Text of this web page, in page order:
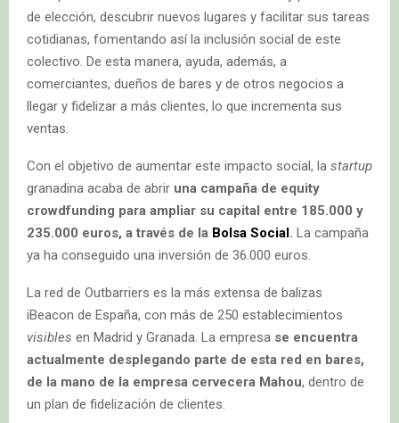
de elección, descubrir nuevos lugares y facilitar sus tareas
cotidianas, fomentando así la inclusión social de este
colectivo. De esta manera, ayuda, además, a
comerciantes, dueños de bares y de otros negocios a
llegar y fidelizar a más clientes, lo que incrementa sus
ventas.
Con el objetivo de aumentar este impacto social, la startup
granadina acaba de abrir una campaña de equity
crowdfunding para ampliar su capital entre 185.000 y
235.000 euros, a través de la Bolsa Social. La campaña
ya ha conseguido una inversión de 36.000 euros.
La red de Outbarriers es la más extensa de balizas
iBeacon de España, con más de 250 establecimientos
visibles en Madrid y Granada. La empresa se encuentra
actualmente desplegando parte de esta red en bares,
de la mano de la empresa cervecera Mahou, dentro de
un plan de fidelización de clientes.